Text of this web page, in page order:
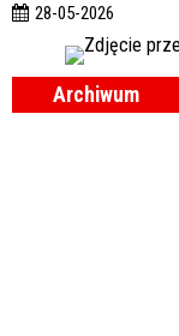
28-05-2026
Archiwum